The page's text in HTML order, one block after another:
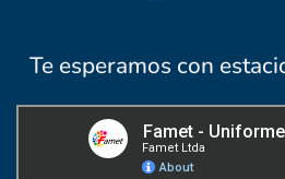
Te esperamos con